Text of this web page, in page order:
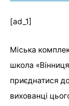
[ad_1]
Міська
школа
приєднатися
вихованці